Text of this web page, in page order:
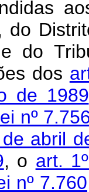
do
do
dos
de 1989
nº
abril
, o art.
nº